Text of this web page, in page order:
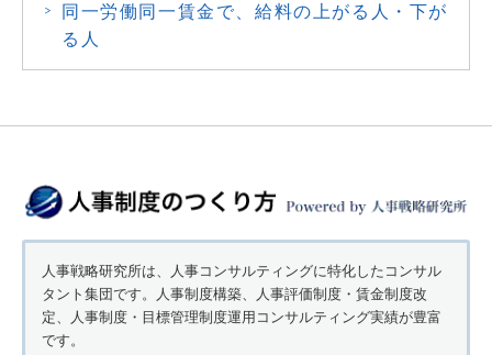
同一労働同一賃金で、給料の上がる人・下が
る人
人事戦略研究所は、人事コンサルティングに特化したコンサル
タント集団です。人事制度構築、人事評価制度・賃金制度改
定、人事制度・目標管理制度運用コンサルティング実績が豊富
です。